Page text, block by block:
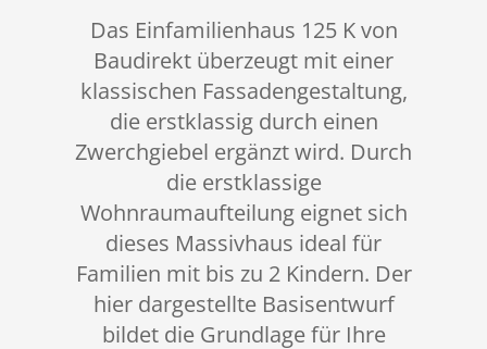
Das Einfamilienhaus 125 K von
Baudirekt überzeugt mit einer
klassischen Fassadengestaltung,
die erstklassig durch einen
Zwerchgiebel ergänzt wird. Durch
die erstklassige
Wohnraumaufteilung eignet sich
dieses Massivhaus ideal für
Familien mit bis zu 2 Kindern. Der
hier dargestellte Basisentwurf
bildet die Grundlage für Ihre